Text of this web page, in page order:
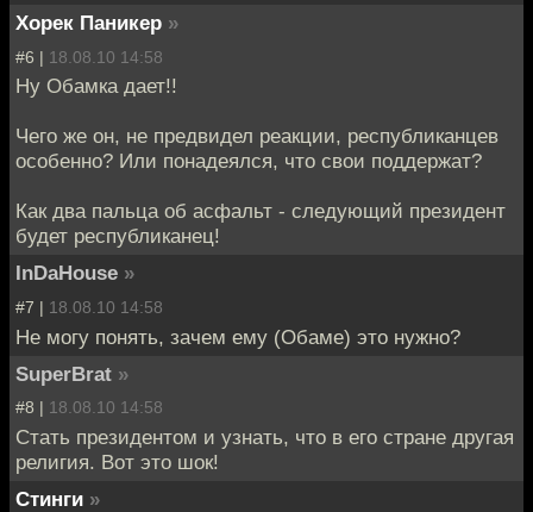
Хорек Паникер »
#6 | 18.08.10 14:58
Ну Обамка дает!!
Чего же он, не предвидел реакции, республиканцев
особенно? Или понадеялся, что свои поддержат?
Как два пальца об асфальт - следующий президент
будет республиканец!
InDaHouse »
#7 | 18.08.10 14:58
Не могу понять, зачем ему (Обаме) это нужно?
SuperBrat »
#8 | 18.08.10 14:58
Стать президентом и узнать, что в его стране другая
религия. Вот это шок!
Стинги »